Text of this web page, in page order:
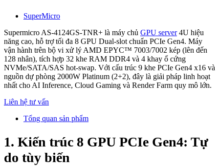
SuperMicro
Supermicro AS-4124GS-TNR+ là máy chủ GPU server4U hiệu
năng cao, hỗ trợ tối đa 8 GPU Dual-slot chuẩn PCIe Gen4. Máy
vận hành trên bộ vi xử lý AMD EPYC™ 7003/7002 kép (lên đến
128 nhân), tích hợp 32 khe RAM DDR4 và 4 khay ổ cứng
NVMe/SATA/SAS hot-swap. Với cấu trúc 9 khe PCIe Gen4 x16 và
nguồn dự phòng 2000W Platinum (2+2), đây là giải pháp linh hoạt
nhất cho AI Inference, Cloud Gaming và Render Farm quy mô lớn.
Liên hệ tư vấn
Tổng quan sản phẩm
1. Kiến trúc 8 GPU PCIe Gen4: Tự
do tùy biến